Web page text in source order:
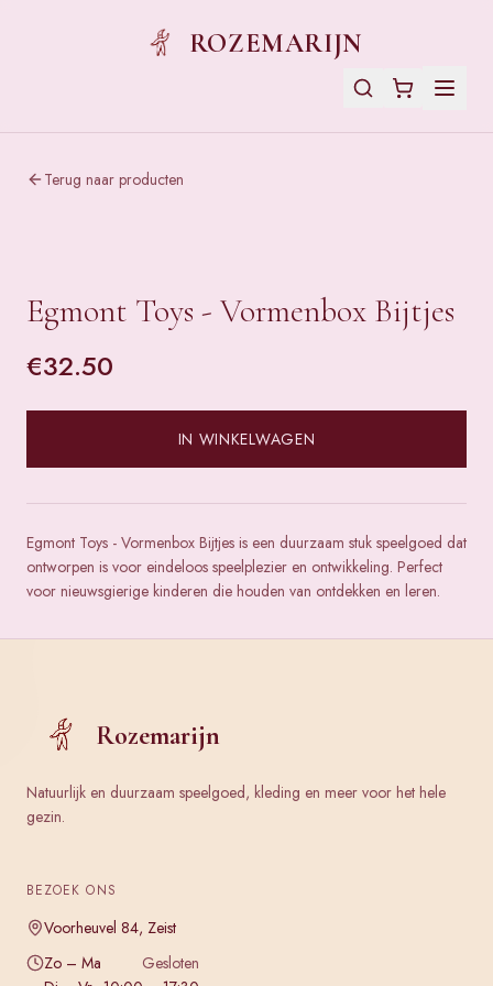
ROZEMARIJN
Terug naar producten
Egmont Toys - Vormenbox Bijtjes
€32.50
IN WINKELWAGEN
Egmont Toys - Vormenbox Bijtjes is een duurzaam stuk speelgoed dat
ontworpen is voor eindeloos speelplezier en ontwikkeling. Perfect
voor nieuwsgierige kinderen die houden van ontdekken en leren.
Rozemarijn
Natuurlijk en duurzaam speelgoed, kleding en meer voor het hele
gezin.
BEZOEK ONS
Voorheuvel 84, Zeist
Zo – Ma
Gesloten